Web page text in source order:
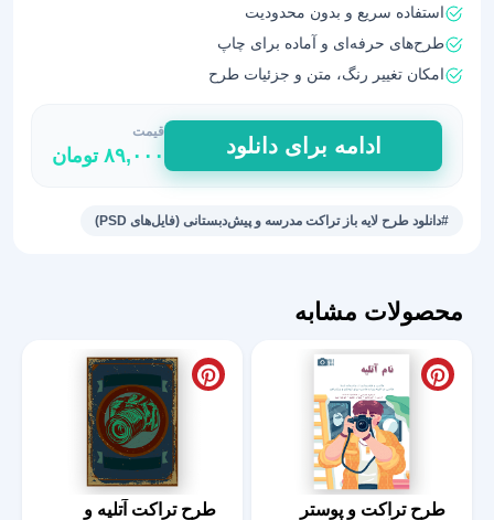
استفاده سریع و بدون محدودیت
طرح‌های حرفه‌ای و آماده برای چاپ
امکان تغییر رنگ، متن و جزئیات طرح
طرح
پوستر
تبلیغاتی
بازگشایی
ادامه برای دانلود
قیمت
۸۹,۰۰۰ تومان
#دانلود طرح لایه باز تراکت مدرسه و پیش‌دبستانی (فایل‌های PSD)
محصولات مشابه
طرح تراکت و پوستر
طرح تراکت آتلیه و